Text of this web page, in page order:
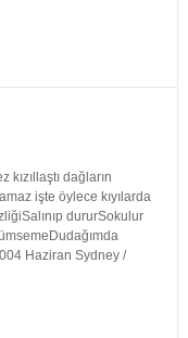
dağların
işte öylece kıyılarda
dururSokulur
Haziran Sydney /